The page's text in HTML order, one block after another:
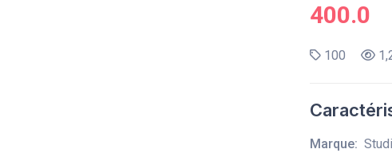
400.0
100
Marque: